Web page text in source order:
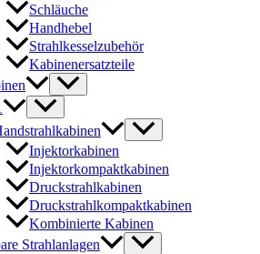
Schläuche
Handhebel
Strahlkesselzubehör
Kabinenersatzteile
Injektorkabinen
Injektorkompaktkabinen
Druckstrahlkabinen
Druckstrahlkompaktkabinen
Kombinierte Kabinen
Strahlanlagen